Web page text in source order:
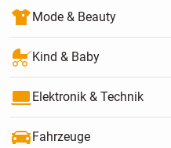
Mode & Beauty
Kind & Baby
Elektronik & Technik
Fahrzeuge